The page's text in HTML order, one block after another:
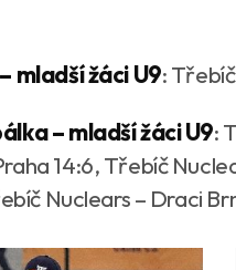
mladší žáci U9:
– mladší žáci U9:
14:6, Třebíč
Nuclears – Draci